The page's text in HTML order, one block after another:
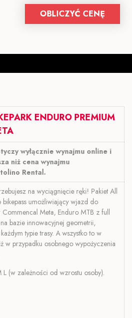
OBLICZYĆ CENĘ
ENDURO PREMIUM
wyłącznie wynajmu online i
niż cena wynajmu
Rental.
na wyciągnięcie ręki! Pakiet All
bikepass umożliwiający wjazd do
Meta, Enduro MTB z full
bazie innowacyjnej geometrii,
typie trasy. A wszystko to w
w przypadku osobnego wypożyczenia
L (w zależności od wzrostu osoby).